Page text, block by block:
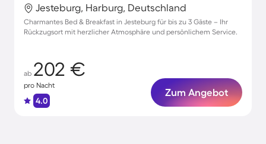
Jesteburg, Harburg, Deutschland
Charmantes Bed & Breakfast in Jesteburg für bis zu 3 Gäste – Ihr
Rückzugsort mit herzlicher Atmosphäre und persönlichem Service.
ab 202 €
pro Nacht
4.0
Zum Angebot